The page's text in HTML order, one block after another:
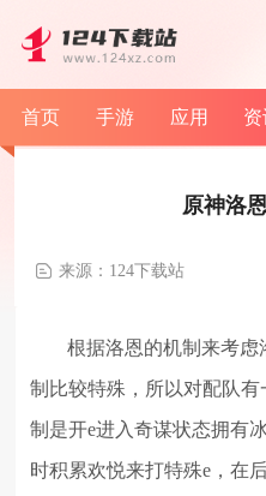
首页 手游 应用
原神洛
来源：124下载站
根据洛恩的机制来考
制比较特殊，所以对配队
制是开e进入奇谋状态拥有
时积累欢悦来打特殊e，在